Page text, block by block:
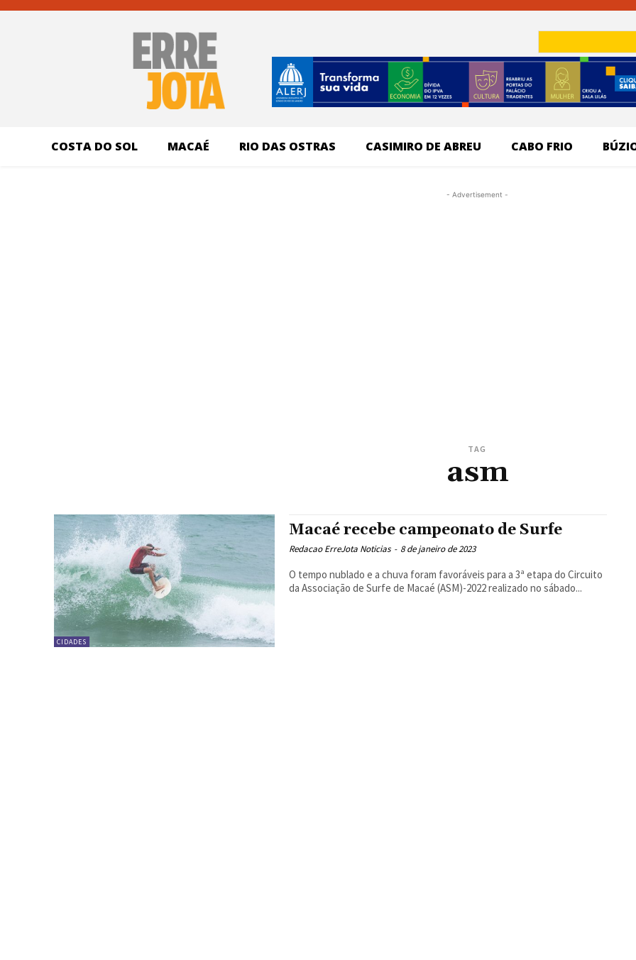
COSTA DO SOL MACAÉ RIO DAS OSTRAS CASIMIRO DE ABREU CABO FRIO
- Advertisement -
TAG
asm
CIDADES
Macaé recebe campeonato de Surfe
Redacao ErreJota Noticias - 8 de janeiro de 2023
O tempo nublado e a chuva foram favoráveis para a 3ª etapa do Circuito
da Associação de Surfe de Macaé (ASM)-2022 realizado no sábado...